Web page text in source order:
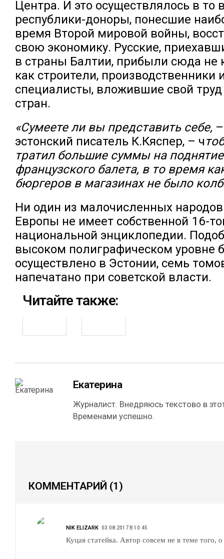
Центра. И это осуществлялось в то
республики-доноры, понесшие
время Второй мировой войны,
свою экономику. Русские,
в страны Балтии, прибыли сюда не
как строители, производственники
специалисты, вложившие свой труд
стран.
«Сумеете ли вы представить себе,
эстонский писатель К.Кяспер, – ч
тратил большие суммы на
французского балета, в то время
бюргеров в магазинах не было
Ни один из малочисленных
Европы не имеет собственной 16-
национальной энциклопедии.
высоком полиграфическом уровне
осуществлено в Эстонии, семь
напечатано при советской власти.
Читайте также:
Екатерина
Журналист. Внедряюсь текстово в
Временами успешно.
КОММЕНТАРИЙ (1)
NIK ELIZARK 03.08.2017 В 10:45
Куцая статейка. Автор совсем не в теме того,